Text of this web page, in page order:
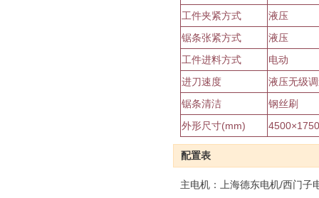
工件夹紧方式
液压
锯条张紧方式
液压
工件进料方式
电动
进刀速度
液压无级
锯条清洁
钢丝刷
外形尺寸(mm)
配置表
主电机：上海德东电机/西门子